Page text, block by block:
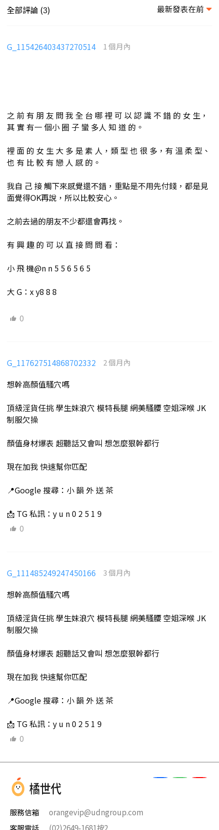
全部評論 (3) 最新發表在前
G_115426403437270514 1 個月內
之 前 有 朋 友 問 我 全 台 哪 裡 可 以 認 識 不 錯 的 女 生，
其 實 有一 個小 圈 子 蠻 多人 知 道 的。
裡 面 的 女 生 大 多 是 素 人，類 型 也 很 多，有 溫 柔 型、
也 有 比 較 有 戀 人 感 的。
我自 己 接 觸下來感覺還不錯，重點是不用先付錢，都是見
面覺得OK再說，所以比較安心。
之前去過的朋友不少都還會再找。
有 興 趣 的 可 以 直 接 問 問 看：
小 飛 機@n n 5 5 6 5 6 5
大 G：x y8 8 8
0
G_117627514868702332 2 個月內
想幹高顏值騷穴嗎
頂級淫貨任挑 學生妹浪穴 模特長腿 網美騷腰 空姐深喉 JK
制服欠操
顏值身材爆表 超聽話又會叫 想怎麼狠幹都行
現在加我 快速幫你匹配
📍Google 搜尋：小 韻 外 送 茶
📩 TG 私訊：y u n 0 2 5 1 9
0
G_111485249247450166 3 個月內
想幹高顏值騷穴嗎
頂級淫貨任挑 學生妹浪穴 模特長腿 網美騷腰 空姐深喉 JK
制服欠操
顏值身材爆表 超聽話又會叫 想怎麼狠幹都行
現在加我 快速幫你匹配
📍Google 搜尋：小 韻 外 送 茶
📩 TG 私訊：y u n 0 2 5 1 9
0
服務信箱
orangevip@udngroup.com
客服電話
(02)2649-1681按2